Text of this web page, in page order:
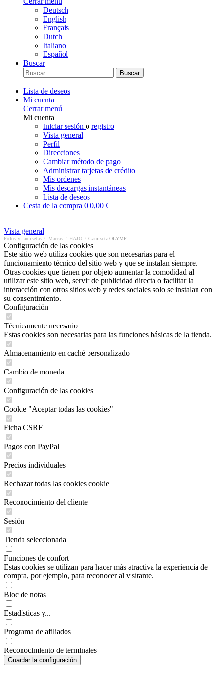
Deutsch
English
Français
Dutch
Italiano
Español
Buscar
Buscar
Lista de deseos
Mi cuenta
Cerrar menú
Mi cuenta
Iniciar sesión o registro
Vista general
Perfil
Direcciones
Cambiar método de pago
Administrar tarjetas de crédito
Mis ordenes
Mis descargas instantáneas
Lista de deseos
Cesta de la compra 0 0,00 €
Vista general
Polos y camisetas Marcas HAJO Camiseta OLYMP
Configuración de las cookies
Este sitio web utiliza cookies que son necesarias para el
funcionamiento técnico del sitio web y que se instalan siempre.
Otras cookies que tienen por objeto aumentar la comodidad al
utilizar este sitio web, servir de publicidad directa o facilitar la
interacción con otros sitios web y redes sociales solo se instalan con
su consentimiento.
Configuración
Técnicamente necesario
Estas cookies son necesarias para las funciones básicas de la tienda.
Almacenamiento en caché personalizado
Cambio de moneda
Configuración de las cookies
Cookie "Aceptar todas las cookies"
Ficha CSRF
Pagos con PayPal
Precios individuales
Rechazar todas las cookies cookie
Reconocimiento del cliente
Sesión
Tienda seleccionada
Funciones de confort
Estas cookies se utilizan para hacer más atractiva la experiencia de
compra, por ejemplo, para reconocer al visitante.
Bloc de notas
Estadísticas y...
Programa de afiliados
Reconocimiento de terminales